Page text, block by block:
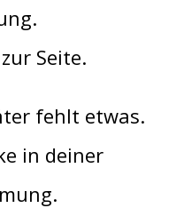
Seite.
fehlt etwas.
in deiner